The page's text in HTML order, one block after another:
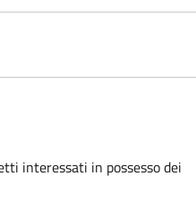
interessati in possesso dei